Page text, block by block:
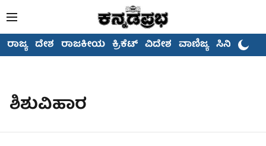
ರಾಜ್ಯ ದೇಶ ರಾಜಕೀಯ ಕ್ರಿಕೆಟ್ ವಿದೇಶ ವಾಣಿಜ್ಯ ಸಿನಿಮಾ
ಶಿಶುವಿಹಾರ